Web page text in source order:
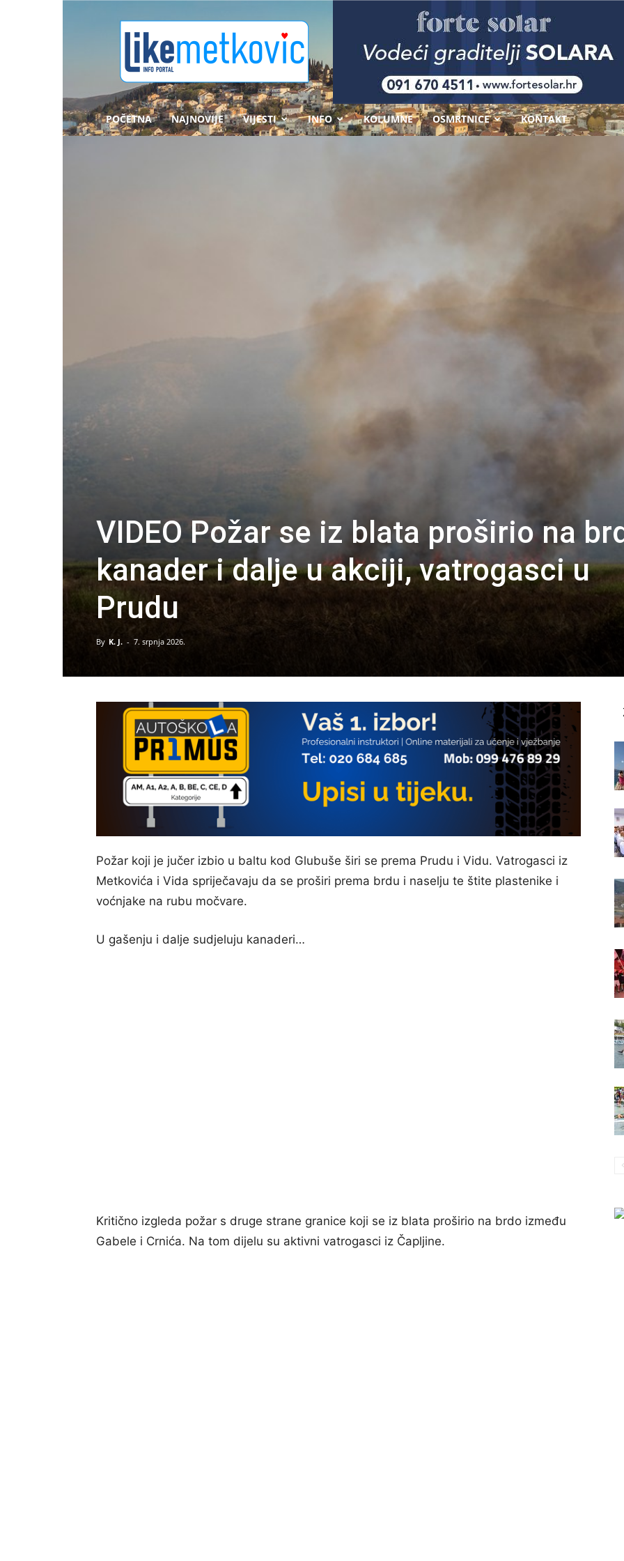
POČETNA NAJNOVIJE VIJESTI INFO KOLUMNE OSMRTNICE KONTAKT
VIDEO Požar se iz blata proširio na
kanader i dalje u akciji, vatrogasci u
Prudu
By K. J. - 7. srpnja 2026.
Požar koji je jučer izbio u baltu kod Glubuše širi se prema Prudu i Vidu. Vatrogasci iz
Metkovića i Vida spriječavaju da se proširi prema brdu i naselju te štite plastenike i
voćnjake na rubu močvare.
U gašenju i dalje sudjeluju kanaderi…
Kritično izgleda požar s druge strane granice koji se iz blata proširio na brdo između
Gabele i Crnića. Na tom dijelu su aktivni vatrogasci iz Čapljine.